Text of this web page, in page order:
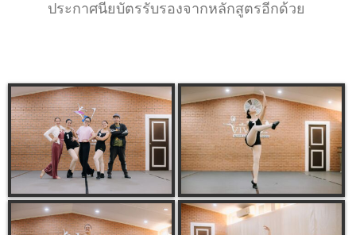
ประกาศนียบัตรรับรองจากหลักสูตรอีกด้วย